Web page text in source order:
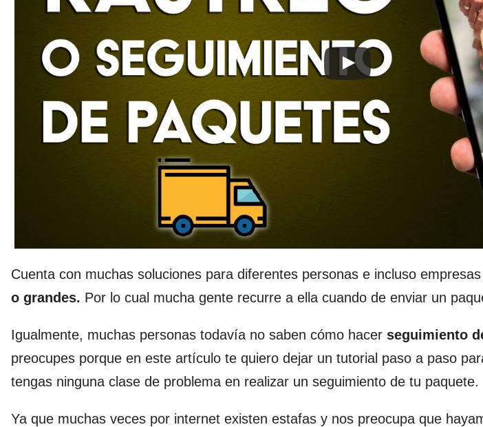
Cuenta con muchas soluciones para diferentes personas e incluso
o grandes. Por lo cual mucha gente recurre a ella cuando de enviar un
Igualmente, muchas personas todavía no saben cómo hacer seguimiento
preocupes porque en este artículo te quiero dejar un tutorial paso a paso
tengas ninguna clase de problema en realizar un seguimiento de tu paquete.
Ya que muchas veces por internet existen estafas y nos preocupa que